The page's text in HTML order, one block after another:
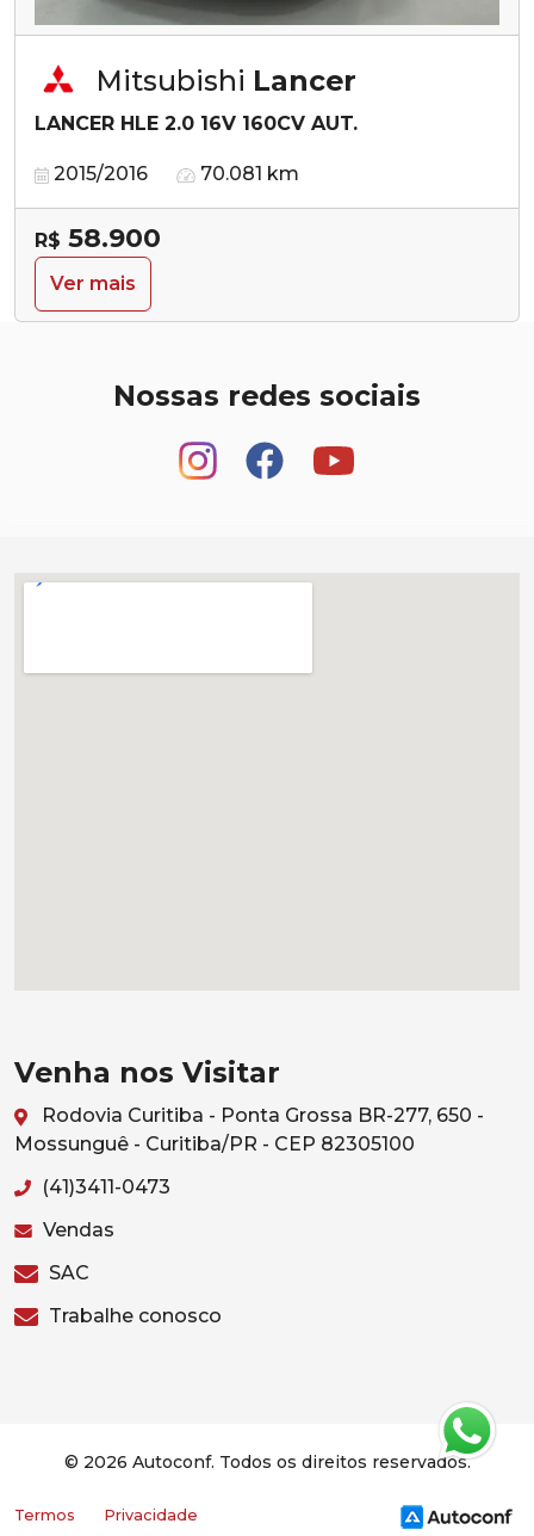
Mitsubishi Lancer
LANCER HLE 2.0 16V 160CV AUT.
2015/2016 70.081 km
R$ 58.900
Ver mais
Nossas redes sociais
Venha nos Visitar
Rodovia Curitiba - Ponta Grossa BR-277, 650 -
Mossunguê - Curitiba/PR - CEP 82305100
(41)3411-0473
Vendas
SAC
Trabalhe conosco
© 2026 Autoconf. Todos os direitos reservados.
Termos Privacidade